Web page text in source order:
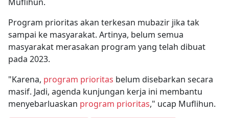
Program prioritas akan terkesan mubazir jika tak
sampai ke masyarakat. Artinya, belum semua
masyarakat merasakan program yang telah dibuat
pada 2023.
"Karena, program prioritas belum disebarkan secara
masif. Jadi, agenda kunjungan kerja ini membantu
menyebarluaskan program prioritas," ucap Muflihun.